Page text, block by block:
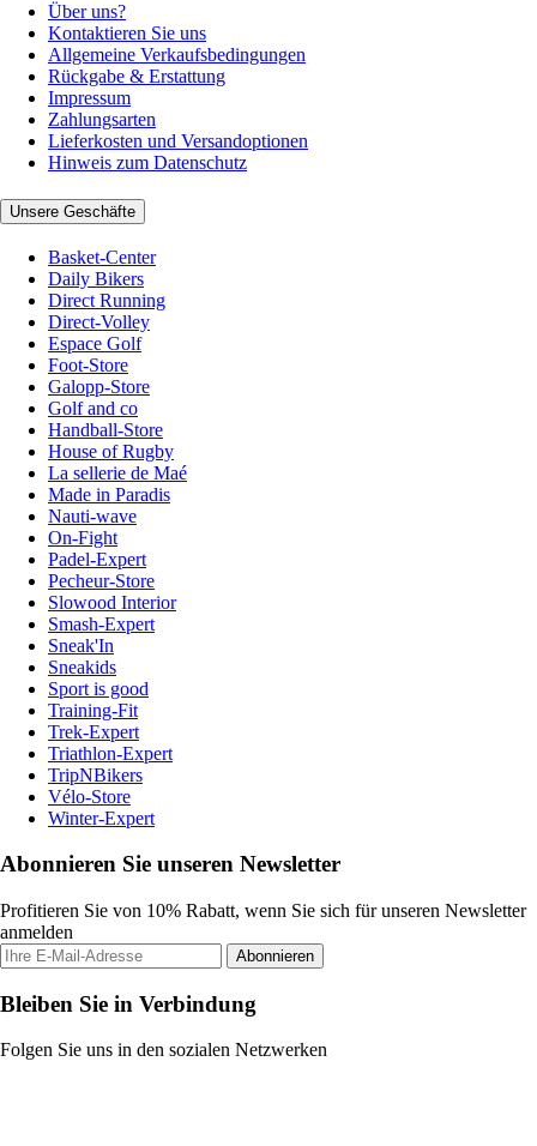
Über uns?
Kontaktieren Sie uns
Allgemeine Verkaufsbedingungen
Rückgabe & Erstattung
Impressum
Zahlungsarten
Lieferkosten und Versandoptionen
Hinweis zum Datenschutz
Unsere Geschäfte
Basket-Center
Daily Bikers
Direct Running
Direct-Volley
Espace Golf
Foot-Store
Galopp-Store
Golf and co
Handball-Store
House of Rugby
La sellerie de Maé
Made in Paradis
Nauti-wave
On-Fight
Padel-Expert
Pecheur-Store
Slowood Interior
Smash-Expert
Sneak'In
Sneakids
Sport is good
Training-Fit
Trek-Expert
Triathlon-Expert
TripNBikers
Vélo-Store
Winter-Expert
Abonnieren Sie unseren Newsletter
Profitieren Sie von 10% Rabatt, wenn Sie sich für unseren Newsletter
anmelden
Abonnieren
Bleiben Sie in Verbindung
Folgen Sie uns in den sozialen Netzwerken